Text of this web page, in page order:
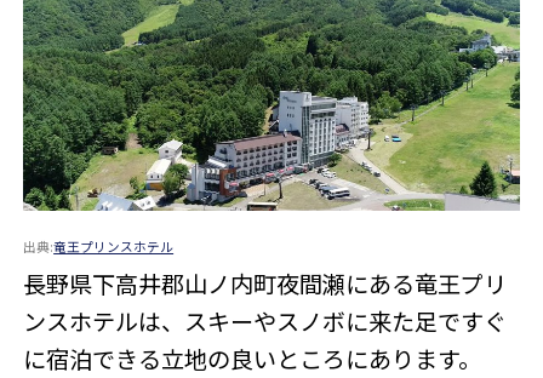
出典:竜王プリンスホテル
長野県下高井郡山ノ内町夜間瀬にある竜王プリ
ンスホテルは、スキーやスノボに来た足ですぐ
に宿泊できる立地の良いところにあります。